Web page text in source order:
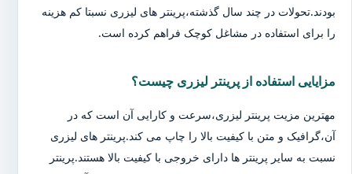
بودند.تحولات در چند سال گذشته،پرینتر های لیزری نسبتا کم هزینه
را برای استفاده در مشاغل کوچک فراهم کرده است.
مزایایی استفاده از پرینتر لیزری چیست؟
مهترین مزیت پرینتر لیزری،سرعت و کارایی آن است که در
آن،گرافیک و متن با کیفیت بالا را چاپ می کند.پرینتر های لیزری
نسبت به سایر پرینتر ها دارای خروجی با کیفیت بالا هستند.پرینتر